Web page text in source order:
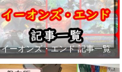
イーオンズ・エンド 記事一覧